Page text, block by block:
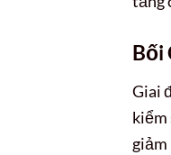
Bối
Giai
kiểm
giảm